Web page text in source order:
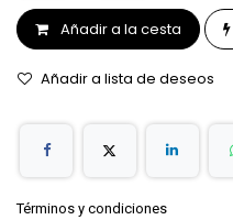
Añadir a la cesta
Añadir a lista de deseos
Términos y condiciones